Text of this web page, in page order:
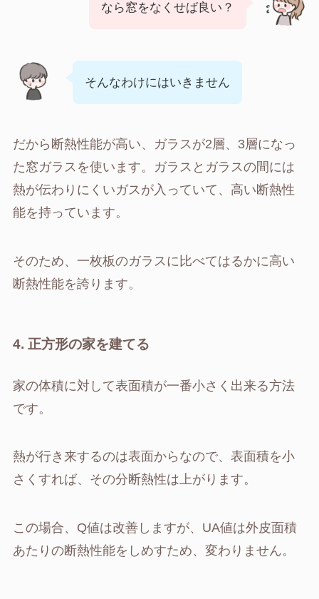
なら窓をなくせば良い？
そんなわけにはいきません
だから断熱性能が高い、ガラスが2層、3層になっ
た窓ガラスを使います。ガラスとガラスの間には
熱が伝わりにくいガスが入っていて、高い断熱性
能を持っています。
そのため、一枚板のガラスに比べてはるかに高い
断熱性能を誇ります。
4. 正方形の家を建てる
家の体積に対して表面積が一番小さく出来る方法
です。
熱が行き来するのは表面からなので、表面積を小
さくすれば、その分断熱性は上がります。
この場合、Q値は改善しますが、UA値は外皮面積
あたりの断熱性能をしめすため、変わりません。